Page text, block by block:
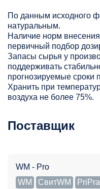
По данным исходного
натуральным.
Наличие норм
первичный подбор
Запасы сырья у
поддерживать
прогнозируемые сроки
Хранить при
воздуха не более 75%.
Поставщик
WM - Pro
WM
СвитWM PriPra